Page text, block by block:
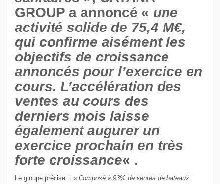
GROUP a annoncé « une
activité solide de 75,4 M€,
qui confirme aisément les
objectifs de croissance
annoncés pour l’exercice en
cours. L’accélération des
ventes au cours des
derniers mois laisse
également augurer un
exercice prochain en très
forte croissance« .
Le groupe précise : « Composé à 93% de ventes de bateaux